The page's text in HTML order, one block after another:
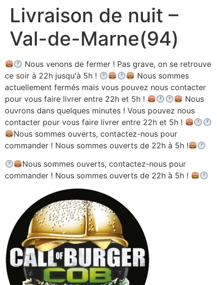
Aller
contenu
Livraison de nuit –
Val-de-Marne(94)
Nous venons de fermer ! Pas grave, on se retrouve
ce soir à 22h jusqu'à 5h !
Nous sommes
actuellement fermés mais vous pouvez nous contacter
pour vous faire livrer entre 22h et 5h !
Nous
ouvrons dans quelques minutes ! Vous pouvez nous
contacter pour vous faire livrer entre 22h et 5h !
Nous sommes ouverts, contactez-nous pour
commander ! Nous sommes ouverts de 22h à 5h !
Nous sommes ouverts, contactez-nous pour
commander ! Nous sommes ouverts de 22h à 5h !